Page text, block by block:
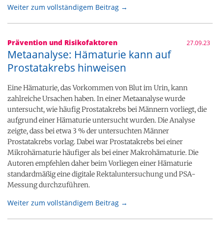
Weiter zum vollständigem Beitrag →
Prävention und Risikofaktoren 27.09.23
Metaanalyse: Hämaturie kann auf
Prostatakrebs hinweisen
Eine Hämaturie, das Vorkommen von Blut im Urin, kann
zahlreiche Ursachen haben. In einer Metaanalyse wurde
untersucht, wie häufig Prostatakrebs bei Männern vorliegt, die
aufgrund einer Hämaturie untersucht wurden. Die Analyse
zeigte, dass bei etwa 3 % der untersuchten Männer
Prostatakrebs vorlag. Dabei war Prostatakrebs bei einer
Mikrohämaturie häufiger als bei einer Makrohämaturie. Die
Autoren empfehlen daher beim Vorliegen einer Hämaturie
standardmäßig eine digitale Rektaluntersuchung und PSA-
Messung durchzuführen.
Weiter zum vollständigem Beitrag →